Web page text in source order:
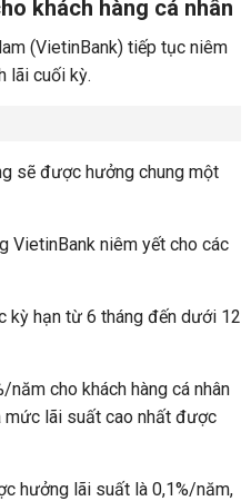
khách hàng cá nhân
(VietinBank) tiếp tục niêm
lãi cuối kỳ.
sẽ được hưởng chung một
VietinBank niêm yết cho các
kỳ hạn từ 6 tháng đến dưới 12
cho khách hàng cá nhân
mức lãi suất cao nhất được
hưởng lãi suất là 0,1%/năm,